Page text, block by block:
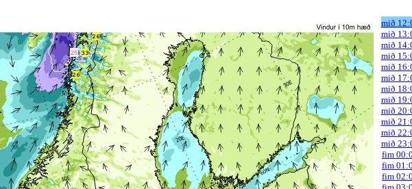
mið
mið
mið
mið
mið
mið
mið
mið
mið
mið
mið
mið
fim
fim
fim